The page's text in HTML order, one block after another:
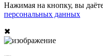
Нажимая на кнопку, вы
персональных данных
✖